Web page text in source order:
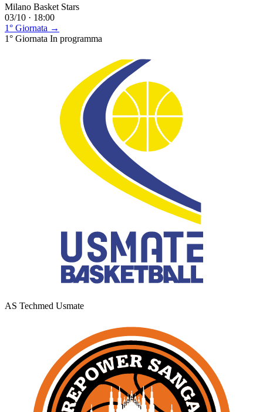
Milano Basket Stars
03/10 · 18:00
1° Giornata →
1° Giornata In programma
AS Techmed Usmate